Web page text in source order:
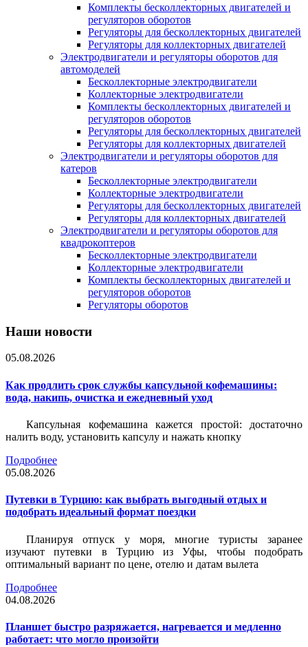
Комплекты бесколлекторных двигателей и
регуляторов оборотов
Регуляторы для бесколлекторных двигателей
Регуляторы для коллекторных двигателей
Электродвигатели и регуляторы оборотов для
автомоделей
Бесколлекторные электродвигатели
Коллекторные электродвигатели
Комплекты бесколлекторных двигателей и
регуляторов оборотов
Регуляторы для бесколлекторных двигателей
Регуляторы для коллекторных двигателей
Электродвигатели и регуляторы оборотов для
катеров
Бесколлекторные электродвигатели
Коллекторные электродвигатели
Регуляторы для бесколлекторных двигателей
Регуляторы для коллекторных двигателей
Электродвигатели и регуляторы оборотов для
квадрокоптеров
Бесколлекторные электродвигатели
Коллекторные электродвигатели
Комплекты бесколлекторных двигателей и
регуляторов оборотов
Регуляторы оборотов
Наши новости
05.08.2026
Как продлить срок службы капсульной кофемашины:
вода, накипь, очистка и ежедневный уход
Капсульная кофемашина кажется простой: достаточно
налить воду, установить капсулу и нажать кнопку
Подробнее
05.08.2026
Путевки в Турцию: как выбрать выгодный отдых и
подобрать идеальный формат поездки
Планируя отпуск у моря, многие туристы заранее
изучают путевки в Турцию из Уфы, чтобы подобрать
оптимальный вариант по цене, отелю и датам вылета
Подробнее
04.08.2026
Планшет быстро разряжается, нагревается и медленно
работает: что могло произойти